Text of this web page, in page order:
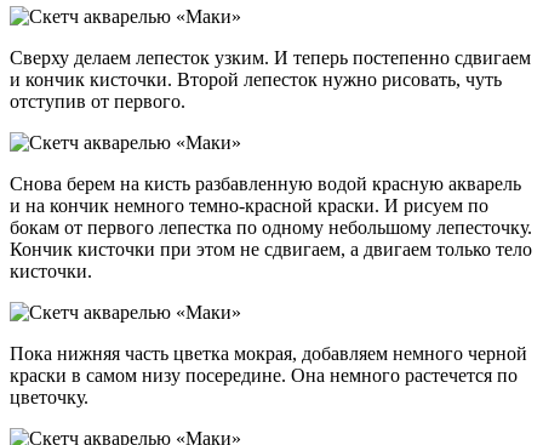
Сверху делаем лепесток узким. И теперь постепенно сдвигаем
и кончик кисточки. Второй лепесток нужно рисовать, чуть
отступив от первого.
Снова берем на кисть разбавленную водой красную акварель
и на кончик немного темно-красной краски. И рисуем по
бокам от первого лепестка по одному небольшому лепесточку.
Кончик кисточки при этом не сдвигаем, а двигаем только тело
кисточки.
Пока нижняя часть цветка мокрая, добавляем немного черной
краски в самом низу посередине. Она немного растечется по
цветочку.